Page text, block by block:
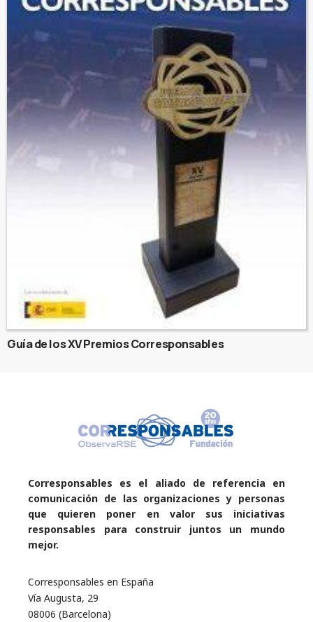
Guía de los XV Premios Corresponsables
Corresponsables es el aliado de referencia en
comunicación de las organizaciones y personas
que quieren poner en valor sus iniciativas
responsables para construir juntos un mundo
mejor.
Corresponsables en España
Vía Augusta, 29
08006 (Barcelona)